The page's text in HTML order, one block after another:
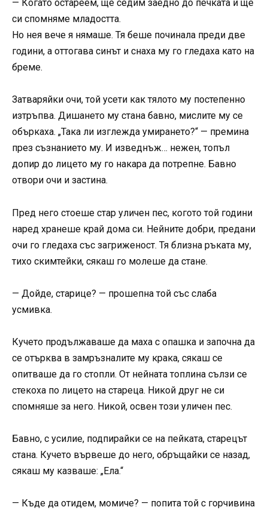
— Когато остареем, ще седим заедно до печката и ще
си спомняме младостта.
Но нея вече я нямаше. Тя беше починала преди две
години, а оттогава синът и снаха му го гледаха като на
бреме.
Затваряйки очи, той усети как тялото му постепенно
изтръпва. Дишането му стана бавно, мислите му се
объркаха. „Така ли изглежда умирането?“ — премина
през съзнанието му. И изведнъж… нежен, топъл
допир до лицето му го накара да потрепне. Бавно
отвори очи и застина.
Пред него стоеше стар уличен пес, когото той години
наред хранеше край дома си. Нейните добри, предани
очи го гледаха със загриженост. Тя близна ръката му,
тихо скимтейки, сякаш го молеше да стане.
— Дойде, старице? — прошепна той със слаба
усмивка.
Кучето продължаваше да маха с опашка и започна да
се отърква в замръзналите му крака, сякаш се
опитваше да го стопли. От нейната топлина сълзи се
стекоха по лицето на стареца. Никой друг не си
спомняше за него. Никой, освен този уличен пес.
Бавно, с усилие, подпирайки се на пейката, старецът
стана. Кучето вървеше до него, обръщайки се назад,
сякаш му казваше: „Ела.“
— Къде да отидем, момиче? — попита той с горчивина